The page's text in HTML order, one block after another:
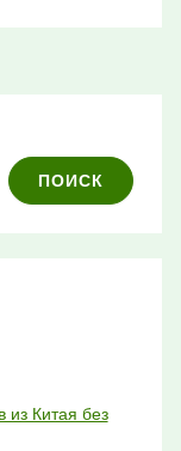
ПОИСК
из Китая без